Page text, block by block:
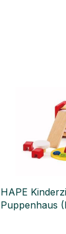
HAPE
Puppenhaus